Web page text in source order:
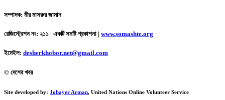
সম্পাদক: মীর মাসরুর জামান
রেজিস্ট্রেশন নং: ২১১ | একটি সমষ্টি প্রকাশনা | www.somashte.org
ইমেইল: desherkhobor.net@gmail.com
© দেশের খবর
Site developed by: Jobayer Arman, United Nations Online Volunteer Service